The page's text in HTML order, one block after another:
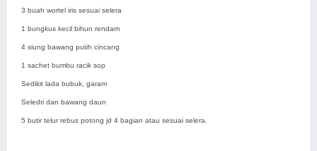
3 buah wortel iris sesuai selera
1 bungkus kecil bihun rendam
4 siung bawang putih cincang
1 sachet bumbu racik sop
Sedikit lada bubuk, garam
Seledri dan bawang daun
5 butir telur rebus potong jd 4 bagian atau sesuai selera.